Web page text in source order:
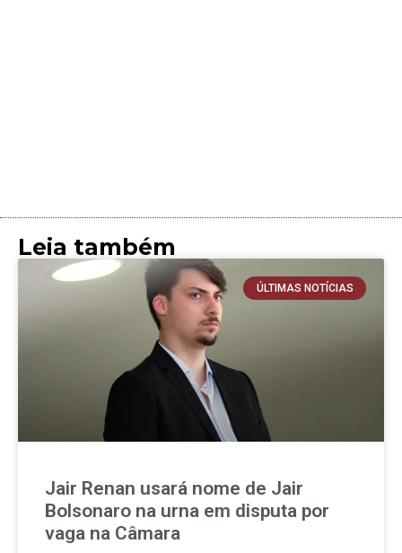
Leia também
ÚLTIMAS NOTÍCIAS
Jair Renan usará nome de Jair
Bolsonaro na urna em disputa por
vaga na Câmara